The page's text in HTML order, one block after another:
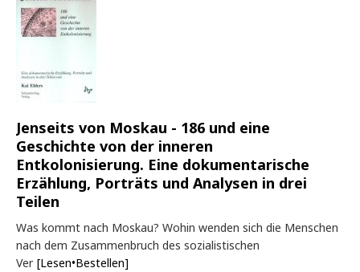
Jenseits von Moskau - 186 und eine
Geschichte von der inneren
Entkolonisierung. Eine dokumentarische
Erzählung, Porträts und Analysen in drei
Teilen
Was kommt nach Moskau? Wohin wenden sich die Menschen
nach dem Zusammenbruch des sozialistischen
Ver [Lesen•Bestellen]